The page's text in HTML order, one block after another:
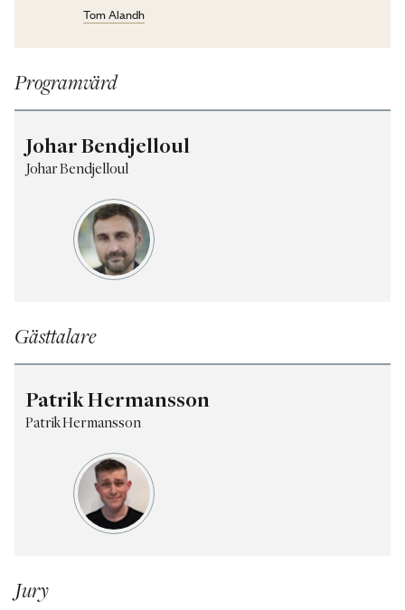
Tom Alandh
Programvärd
Johar Bendjelloul
Johar Bendjelloul
Gästtalare
Patrik Hermansson
Patrik Hermansson
Jury